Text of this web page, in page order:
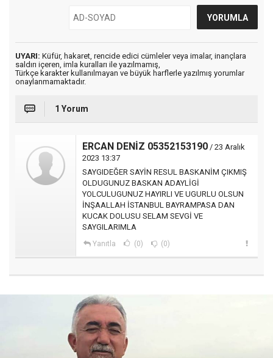
UYARI: Küfür, hakaret, rencide edici cümleler veya imalar, inançlara
saldırı içeren, imla kuralları ile yazılmamış,
Türkçe karakter kullanılmayan ve büyük harflerle yazılmış yorumlar
onaylanmamaktadır.
1 Yorum
ERCAN DENİZ 05352153190 / 23 Aralık
2023 13:37
SAYGIDEĞER SAYİN RESUL BASKANİM ÇIKMIŞ
OLDUGUNUZ BASKAN ADAYLİGİ
YOLCULUGUNUZ HAYIRLI VE UGURLU OLSUN
İNŞAALLAH İSTANBUL BAYRAMPASA DAN
KUCAK DOLUSU SELAM SEVGİ VE
SAYGILARIMLA
Yanıtla (0) (0)